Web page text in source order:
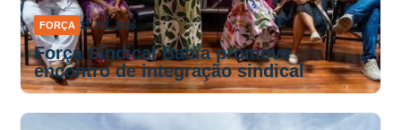
FORÇA 31 JUL 2026
Força Sindical Bahia promove
encontro de integração sindical